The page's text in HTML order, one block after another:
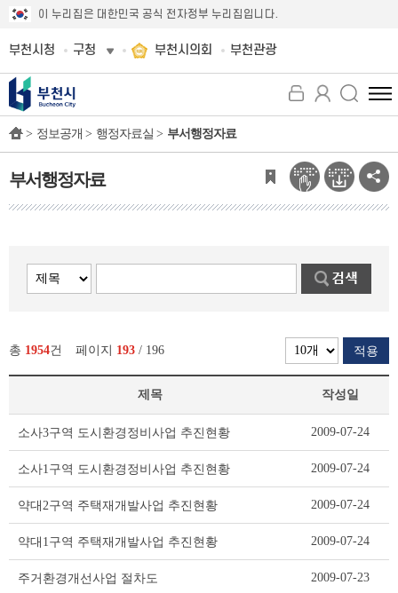
이 누리집은 대한민국 공식 전자정부 누리집입니다.
부천시청 구청 부천시의회 부천관광
전
체
뉴
보
기
> 정보공개 > 행정자료실 > 부서행정자료
부서행정자료
총 1954건 페이지 193 / 196 적용
서
정
료
스
테
제목 작성일
소사3구역 도시환경정비사업 추진현황 2009-07-24
소사1구역 도시환경정비사업 추진현황 2009-07-24
약대2구역 주택재개발사업 추진현황 2009-07-24
약대1구역 주택재개발사업 추진현황 2009-07-24
주거환경개선사업 절차도 2009-07-23